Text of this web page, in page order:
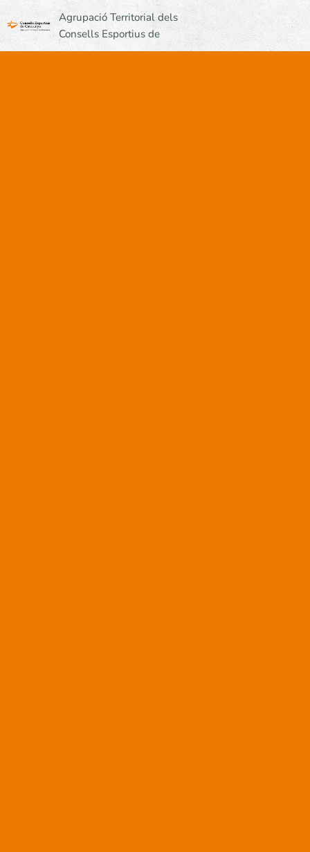
Agrupació Territorial dels
Consells Esportius de
Barcelona - UCEC